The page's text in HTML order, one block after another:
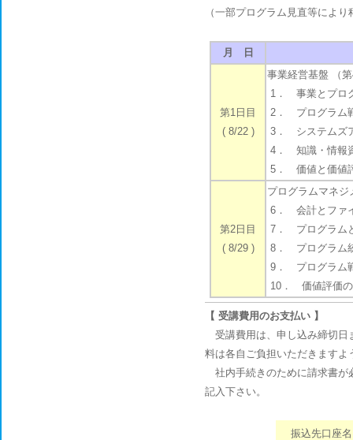
（一部プログラム見直等によ
月 日
第1日目
( 8/22 )
事業経営基盤 （
1． 事業とプロ
2． プログラム
3． システムズ
4． 知識・情報
5． 価値と価値
第2日目
( 8/29 )
プログラムマネ
6． 会計とファ
7． プログラム
8． プログラム
9． プログラム
10． 価値評価の
【 受講費用のお支払い 】
受講費用は、申し込み締切日
料は各自ご負担いただきますよ
社内手続きのために請求書が
記入下さい。
振込先口座